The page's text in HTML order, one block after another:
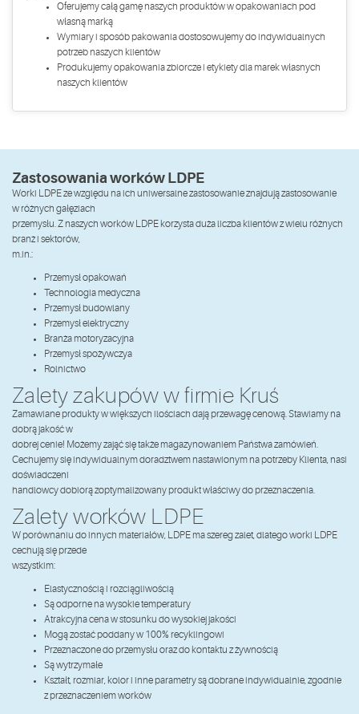
Oferujemy całą gamę naszych produktów w opakowaniach pod
własną marką
Wymiary i sposób pakowania dostosowujemy do indywidualnych
potrzeb naszych klientów
Produkujemy opakowania zbiorcze i etykiety dla marek własnych
naszych klientów
Zastosowania worków LDPE
Worki LDPE ze względu na ich uniwersalne zastosowanie znajdują zastosowanie
w różnych gałęziach
przemysłu. Z naszych worków LDPE korzysta duża liczba klientów z wielu różnych
branż i sektorów,
m.in.:
Przemysł opakowań
Technologia medyczna
Przemysł budowlany
Przemysł elektryczny
Branża motoryzacyjna
Przemysł spożywczya
Rolnictwo
Zalety zakupów w firmie Kruś
Zamawiane produkty w większych ilościach dają przewagę cenową. Stawiamy na
dobrą jakość w
dobrej cenie! Możemy zająć się także magazynowaniem Państwa zamówień.
Cechujemy się indywidualnym doradztwem nastawionym na potrzeby Klienta, nasi
doświadczeni
handlowcy dobiorą zoptymalizowany produkt właściwy do przeznaczenia.
Zalety worków LDPE
W porównaniu do innych materiałów, LDPE ma szereg zalet, dlatego worki LDPE
cechują się przede
wszystkim:
Elastycznością i rozciągliwością
Są odporne na wysokie temperatury
Atrakcyjna cena w stosunku do wysokiej jakości
Mogą zostać poddany w 100% recyklingowi
Przeznaczone do przemysłu oraz do kontaktu z żywnością
Są wytrzymałe
Kształt, rozmiar, kolor i inne parametry są dobrane indywidualnie, zgodnie
z przeznaczeniem worków